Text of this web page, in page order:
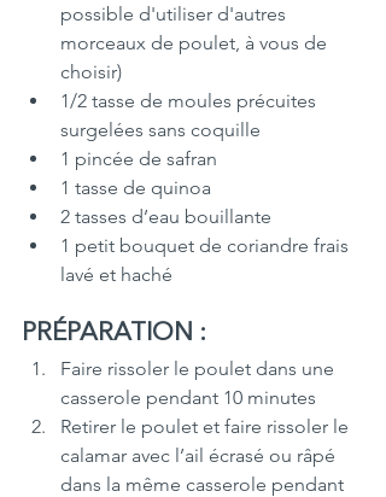
possible d'utiliser d'autres
morceaux de poulet, à vous de
choisir)
1/2 tasse de moules précuites
surgelées sans coquille
1 pincée de safran
1 tasse de quinoa
2 tasses d’eau bouillante
1 petit bouquet de coriandre frais
lavé et haché
PRÉPARATION :
Faire rissoler le poulet dans une
casserole pendant 10 minutes
Retirer le poulet et faire rissoler le
calamar avec l’ail écrasé ou râpé
dans la même casserole pendant